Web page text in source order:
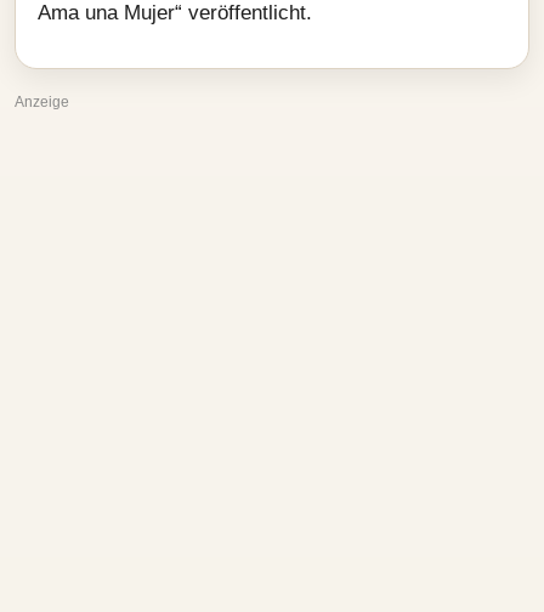
Ama una Mujer“ veröffentlicht.
Anzeige